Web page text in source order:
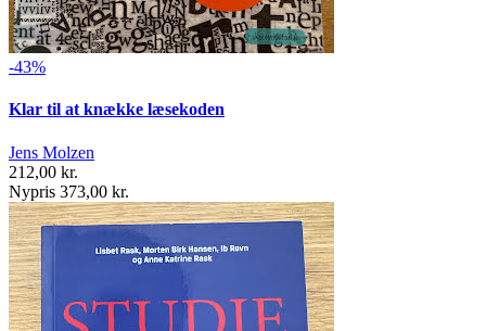
-43%
Klar til at knække læsekoden
Jens Molzen
212,00 kr.
Nypris 373,00 kr.